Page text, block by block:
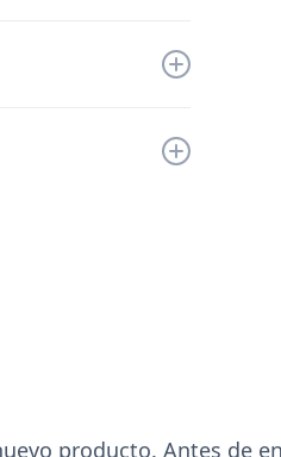
producto. Antes de